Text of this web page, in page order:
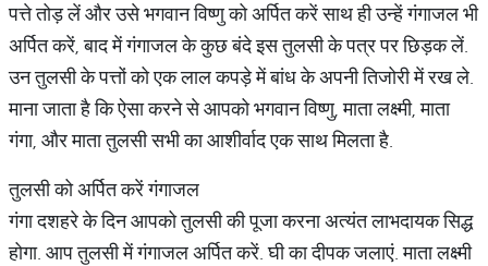
पत्ते तोड़ लें और उसे भगवान विष्णु को अर्पित करें साथ ही उन्हें गंगाजल भी
अर्पित करें, बाद में गंगाजल के कुछ बंदे इस तुलसी के पत्र पर छिड़क लें.
उन तुलसी के पत्तों को एक लाल कपड़े में बांध के अपनी तिजोरी में रख ले.
माना जाता है कि ऐसा करने से आपको भगवान विष्णु, माता लक्ष्मी, माता
गंगा, और माता तुलसी सभी का आशीर्वाद एक साथ मिलता है.
तुलसी को अर्पित करें गंगाजल
गंगा दशहरे के दिन आपको तुलसी की पूजा करना अत्यंत लाभदायक सिद्ध
होगा. आप तुलसी में गंगाजल अर्पित करें. घी का दीपक जलाएं. माता लक्ष्मी